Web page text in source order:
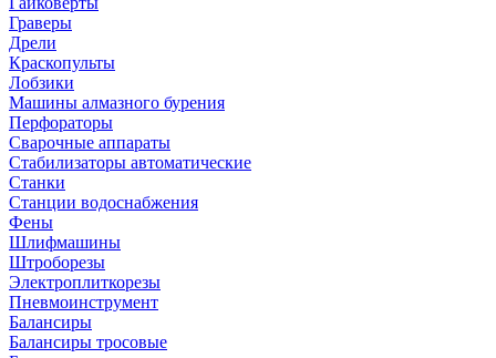
Граверы
Дрели
Краскопульты
Лобзики
Машины алмазного бурения
Перфораторы
Сварочные аппараты
Стабилизаторы автоматические
Станки
Станции водоснабжения
Фены
Шлифмашины
Штроборезы
Электроплиткорезы
Пневмоинструмент
Балансиры
Балансиры тросовые